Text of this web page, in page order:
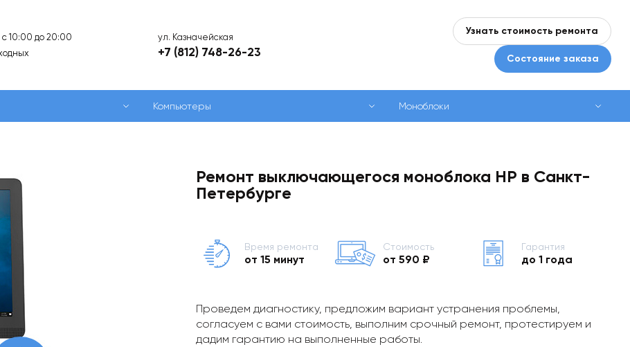
10:00 до 20:00
ул. Казначейская
+7 (812) 748-26-23
Узнать стоимость ремонта
Состояние заказа
Компьютеры Моноблоки
Ремонт выключающегося моноблока HP в Санкт-
Петербурге
Время ремонта
от 15 минут
Стоимость
от 590 ₽
Гарантия
до 1 года
Проведем диагностику, предложим вариант устранения проблемы,
согласуем с вами стоимость, выполним срочный ремонт, протестируем и
дадим гарантию на выполненные работы.